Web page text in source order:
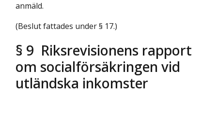
anmäld.
(Beslut fattades under § 17.)
§ 9 Riksrevisionens rapport
om socialförsäkringen vid
utländska inkomster